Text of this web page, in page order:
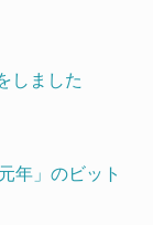
しました
年」のビット